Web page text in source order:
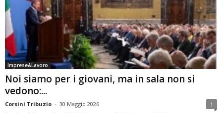
Imprese&Lavoro
Noi siamo per i giovani, ma in sala non si
vedono:...
Corsini Tribuzio - 30 Maggio 2026 1